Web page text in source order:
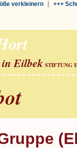
verkleinern| +++
Eilbek STIFTUNG